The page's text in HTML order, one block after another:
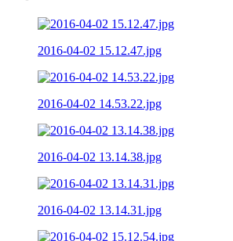
2016-04-02 15.12.47.jpg
2016-04-02 14.53.22.jpg
2016-04-02 13.14.38.jpg
2016-04-02 13.14.31.jpg